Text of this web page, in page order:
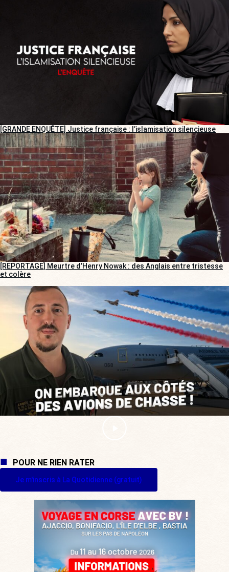
[GRANDE ENQUÊTE] Justice française : l’islamisation silencieuse
[REPORTAGE] Meurtre d’Henry Nowak : des Anglais entre tristesse
et colère
POUR NE RIEN RATER
Je m'inscris à La Quotidienne (gratuit)